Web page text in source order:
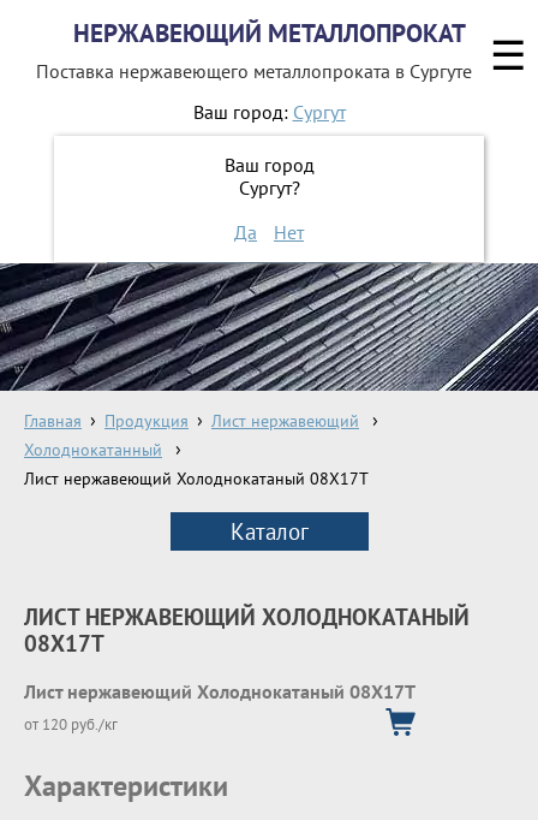
НЕРЖАВЕЮЩИЙ МЕТАЛЛОПРОКАТ
Поставка нержавеющего металлопроката в Сургуте
Ваш город: Сургут
Ваш город
Сургут?
Да
Нет
8 800 551-16-44
ЗАКАЗАТЬ ОБРАТНЫЙ ЗВОНОК
Главная Продукция
Лист нержавеющий
Холоднокатанный
Лист нержавеющий Холоднокатаный 08X17T
Каталог
ЛИСТ НЕРЖАВЕЮЩИЙ ХОЛОДНОКАТАНЫЙ
08X17T
Лист нержавеющий Холоднокатаный 08X17T
от 120 руб./кг
Характеристики
☰